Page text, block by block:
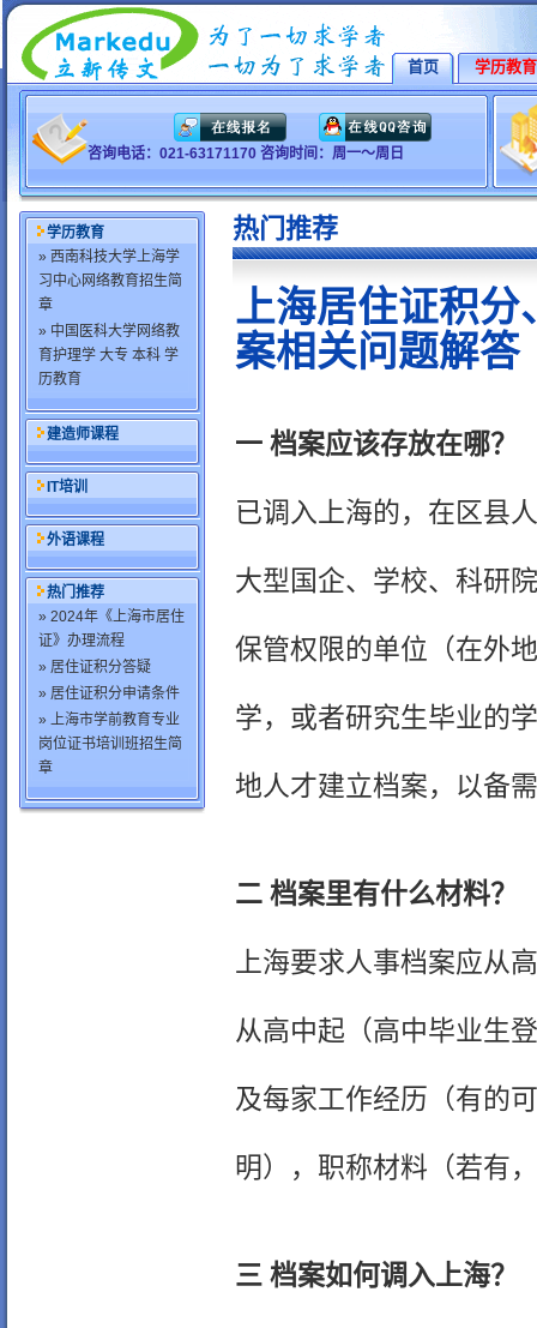
首页 学历教育
咨询电话：021-63171170 咨询时间：周一～周日
学历教育
» 西南科技大学上海学
习中心网络教育招生简
章
» 中国医科大学网络教
育护理学 大专 本科 学
历教育
建造师课程
IT培训
外语课程
热门推荐
» 2024年《上海市居住
证》办理流程
» 居住证积分答疑
» 居住证积分申请条件
» 上海市学前教育专业
岗位证书培训班招生简
章
热门推荐
上海居住证积分
案相关问题解答
一 档案应该存放在哪？
已调入上海的，在区县
大型国企、学校、科研
保管权限的单位（在外
学，或者研究生毕业的
地人才建立档案，以备
二 档案里有什么材料？
上海要求人事档案应从
从高中起（高中毕业生
及每家工作经历（有的
明），职称材料（若有
三 档案如何调入上海？